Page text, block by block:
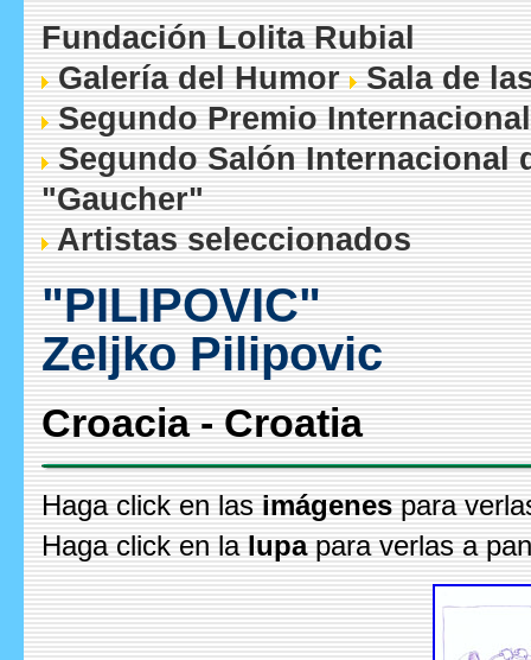
Fundación Lolita Rubial
Galería del Humor
Sala de
Segundo Premio
Segundo Salón Internacional
"Gaucher"
Artistas seleccionados
"PILIPOVIC"
Zeljko Pilipovic
Croacia - Croatia
Haga click en las imágenes para
Haga click en la lupapara verlas a